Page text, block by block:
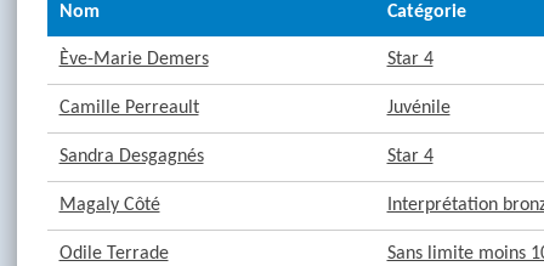
Nom Catégorie
Ève-Marie Demers Star 4
Camille Perreault Juvénile
Sandra Desgagnés Star 4
Magaly Côté Interprétation
Odile Terrade Sans limite moins